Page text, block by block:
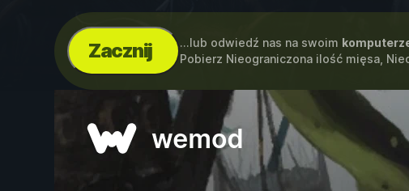
Zacznij ...lub odwiedź nas na swoim
Pobierz Nieograniczona ilość mięsa,